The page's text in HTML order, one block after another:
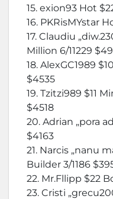
15. exion93 Hot
16. PKRisMYstar
17. Claudiu
Million 6/11229
18. AlexGC1989
$4535
19. Tzitzi989 $11
$4518
20. Adrian „pora
$4163
21. Narcis „nanu
Builder 3/1186
22. Mr.Fllipp $22
23. Cristi